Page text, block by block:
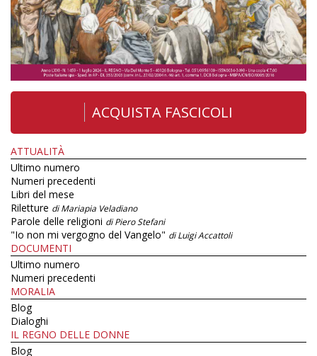
ACQUISTA FASCICOLI
ATTUALITÀ
Ultimo numero
Numeri precedenti
Libri del mese
Riletture di Mariapia Veladiano
Parole delle religioni di Piero Stefani
"Io non mi vergogno del Vangelo" di Luigi Accattoli
DOCUMENTI
Ultimo numero
Numeri precedenti
MORALIA
Blog
Dialoghi
IL REGNO DELLE DONNE
Blog